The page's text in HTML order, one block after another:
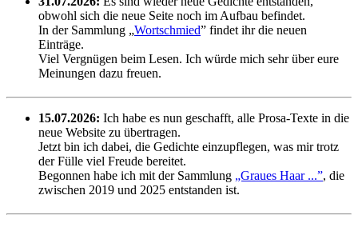
obwohl sich die neue Seite noch im Aufbau befindet.
In der Sammlung „Wortschmied” findet ihr die neuen
Einträge.
Viel Vergnügen beim Lesen. Ich würde mich sehr über eure
Meinungen dazu freuen.
15.07.2026: Ich habe es nun geschafft, alle Prosa-Texte in die
neue Website zu übertragen.
Jetzt bin ich dabei, die Gedichte einzupflegen, was mir trotz
der Fülle viel Freude bereitet.
Begonnen habe ich mit der Sammlung „Graues Haar ...”, die
zwischen 2019 und 2025 entstanden ist.